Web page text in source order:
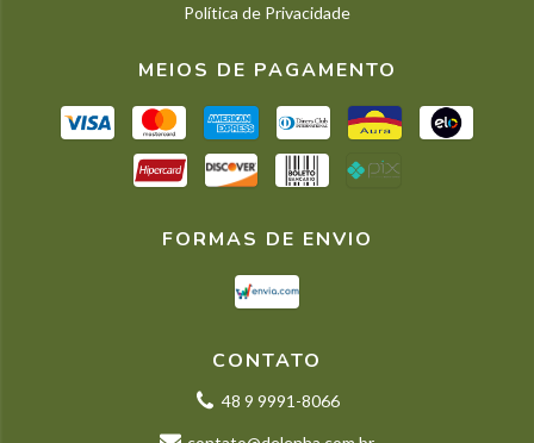
Política de Privacidade
MEIOS DE PAGAMENTO
FORMAS DE ENVIO
CONTATO
48 9 9991-8066